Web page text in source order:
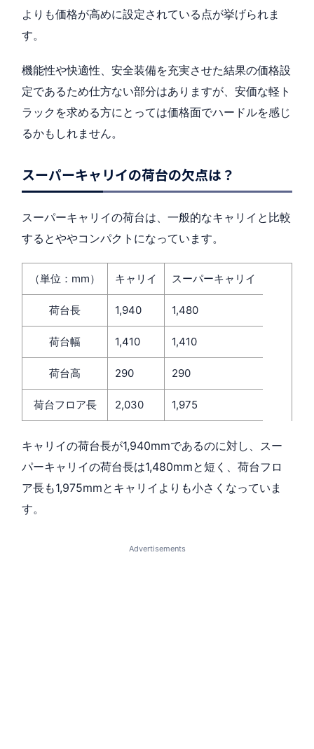
よりも価格が高めに設定されている点が挙げられま
す。
機能性や快適性、安全装備を充実させた結果の価格設
定であるため仕方ない部分はありますが、安価な軽ト
ラックを求める方にとっては価格面でハードルを感じ
るかもしれません。
スーパーキャリイの荷台の欠点は？
スーパーキャリイの荷台は、一般的なキャリイと比較
するとややコンパクトになっています。
（単位：mm） キャリイ スーパーキャリイ
荷台長 1,940 1,480
荷台幅 1,410 1,410
荷台高 290 290
荷台フロア長 2,030 1,975
キャリイの荷台長が1,940mmであるのに対し、スー
パーキャリイの荷台長は1,480mmと短く、荷台フロ
ア長も1,975mmとキャリイよりも小さくなっていま
す。
Advertisements